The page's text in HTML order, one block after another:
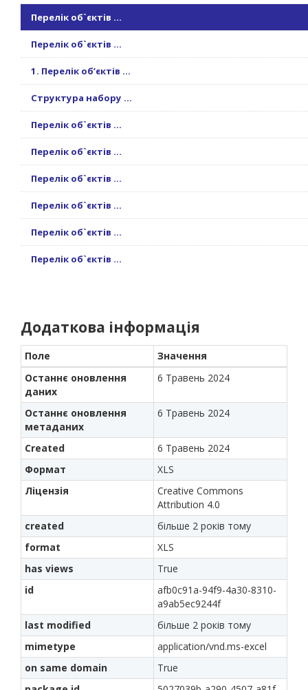
Перелік об`єктів ...
Перелік об`єктів ...
1. Перелік об’єктів ...
Структура набору ...
Перелік об`єктів ...
Перелік об`єктів ...
Перелік об`єктів ...
Перелік об`єктів ...
Перелік об`єктів ...
Перелік об`єктів ...
Додаткова інформація
Поле
Значення
Останнє оновлення
даних
6 Травень 2024
Останнє оновлення
метаданих
6 Травень 2024
Created
6 Травень 2024
Формат
XLS
Ліцензія
Creative Commons
Attribution 4.0
created
більше 2 років тому
format
XLS
has views
True
id
afb0c91a-94f9-4a30-8310-
a9ab5ec9244f
last modified
більше 2 років тому
mimetype
application/vnd.ms-excel
on same domain
True